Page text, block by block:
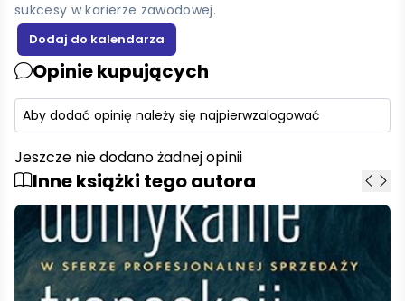
sukcesy w karierze zawodowej.
Opinie kupujących
Aby dodać opinię należy się najpierwzalogować
Jeszcze nie dodano żadnej opinii
Inne książki tego autora